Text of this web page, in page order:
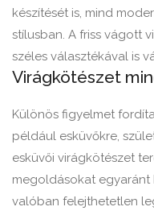
készítését is, mind
stílusban. A friss vágott
széles választékával is
Virágkötészet
Különös figyelmet
például esküvőkre,
esküvői virágkötészet
megoldásokat egyaránt
valóban felejthetetlen